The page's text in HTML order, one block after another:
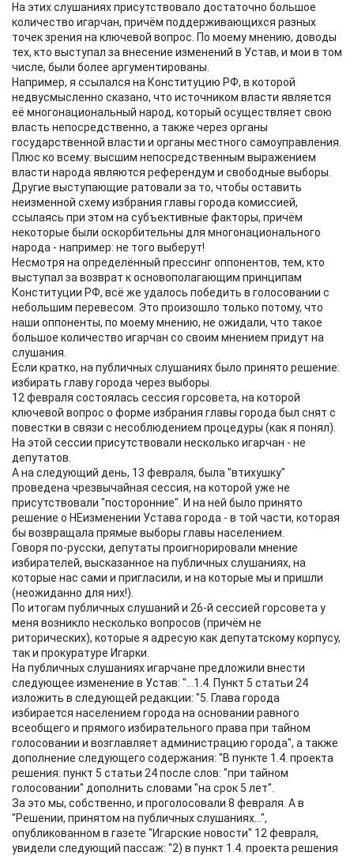
На этих слушаниях присутствовало достаточно большое
количество игарчан, причём поддерживающихся разных
точек зрения на ключевой вопрос. По моему мнению, доводы
тех, кто выступал за внесение изменений в Устав, и мои в том
числе, были более аргументированы.
Например, я ссылался на Конституцию РФ, в которой
недвусмысленно сказано, что источником власти является
её многонациональный народ, который осуществляет свою
власть непосредственно, а также через органы
государственной власти и органы местного самоуправления.
Плюс ко всему: высшим непосредственным выражением
власти народа являются референдум и свободные выборы.
Другие выступающие ратовали за то, чтобы оставить
неизменной схему избрания главы города комиссией,
ссылаясь при этом на субъективные факторы, причём
некоторые были оскорбительны для многонационального
народа - например: не того выберут!
Несмотря на определённый прессинг оппонентов, тем, кто
выступал за возврат к основополагающим принципам
Конституции РФ, всё же удалось победить в голосовании с
небольшим перевесом. Это произошло только потому, что
наши оппоненты, по моему мнению, не ожидали, что такое
большое количество игарчан со своим мнением придут на
слушания.
Если кратко, на публичных слушаниях было принято решение:
избирать главу города через выборы.
12 февраля состоялась сессия горсовета, на которой
ключевой вопрос о форме избрания главы города был снят с
повестки в связи с несоблюдением процедуры (как я понял).
На этой сессии присутствовали несколько игарчан - не
депутатов.
А на следующий день, 13 февраля, была "втихушку"
проведена чрезвычайная сессия, на которой уже не
присутствовали "посторонние". И на ней было принято
решение о НЕизменении Устава города - в той части, которая
бы возвращала прямые выборы главы населением.
Говоря по-русски, депутаты проигнорировали мнение
избирателей, высказанное на публичных слушаниях, на
которые нас сами и пригласили, и на которые мы и пришли
(неожиданно для них!).
По итогам публичных слушаний и 26-й сессией горсовета у
меня возникло несколько вопросов (причём не
риторических), которые я адресую как депутатскому корпусу,
так и прокуратуре Игарки.
На публичных слушаниях игарчане предложили внести
следующее изменение в Устав: "...1.4. Пункт 5 статьи 24
изложить в следующей редакции: "5. Глава города
избирается населением города на основании равного
всеобщего и прямого избирательного права при тайном
голосовании и возглавляет администрацию города", а также
дополнение следующего содержания: "В пункте 1.4. проекта
решения: пункт 5 статьи 24 после слов: "при тайном
голосовании" дополнить словами "на срок 5 лет".
За это мы, собственно, и проголосовали 8 февраля. А в
"Решении, принятом на публичных слушаниях...",
опубликованном в газете "Игарские новости" 12 февраля,
увидели следующий пассаж: "2) в пункт 1.4. проекта решения